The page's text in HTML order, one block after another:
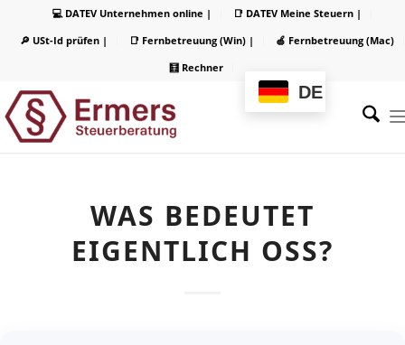
💻 DATEV Unternehmen online |
📑 DATEV Meine Steuern |
🔎 USt-Id prüfen |
📑 Fernbetreuung (Win) |
🍏 Fernbetreuung (Mac)
🧮 Rechner
DE
WAS BEDEUTET
EIGENTLICH OSS?